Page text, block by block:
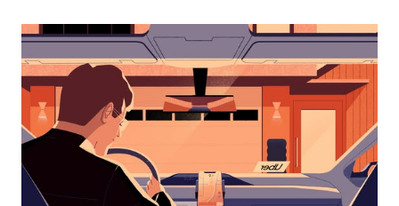
bas
ouvrir
le
calendrier
sélectionner
une
date.
Appuyez
sur